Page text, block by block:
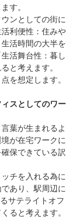
す。
ンとしての街に
利便性：住みや
活時間の⼤半を
活舞台性：暮し
と考えます。
を想定します。
スとしてのワー
葉が⽣まれるよ
が在宅ワークに
保できている訳
チを⼊れる為に
あり、駅周辺に
サテライトオフ
ると考えます。